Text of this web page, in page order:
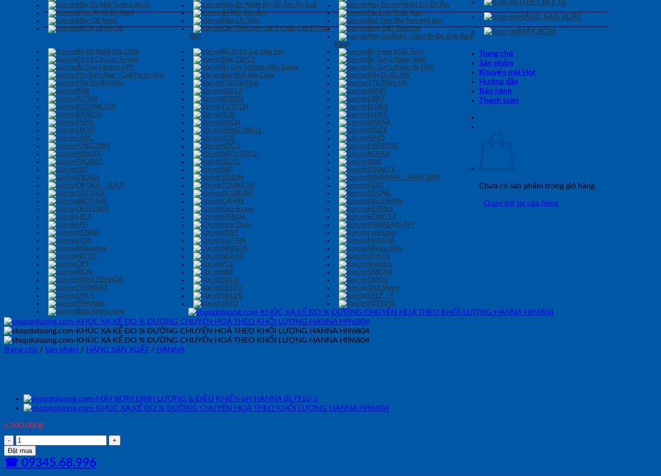
Máy Đo Môi Trường Nước
Máy Đo Nhiệt Độ-Độ Ẩm-Áp Suất
Máy Đo pH-Nhiệt Độ-Độ Ẩm
Khúc Xạ Kế Đo Ngọt
Bể Rửa Siêu Âm
Các Loại Tủ An Toàn
Máy Cất Nước
Máy Lắc Trộn
Ren Taro-Bàn Ren-Mũi Ren
Bộ Cờ Lê Mỏ Lết
Cảo Thuỷ Lực-Cảo 2 Chấu-Cảo 3 Chấu-
Vam
Bơm Dầu Thuỷ Lực
Máy Gia Nhiệt ( Vòng Bi-Bạc Đạn-Bánh
Răng)
Bộ Đồ Nghề Sửa Chữa
Bộ Tô Vít Lục Giác Sao
Bộ Tròng Khẩu Tuýp
Cờ Lê Cân Lực Torque
Máy Cắt Cỏ
Ắc Quy Lithium Solar
Ắc Quy Lithium UPS
Ắc Quy Lithium Viễn Thông
Ắc Quy Lithium Xe Điện
Phụ Kiện Nạp – Cell Pin Ắc Quy
Báo Khói Báo Cháy
Máy Đo Đa Khí
Máy Đo Khí Đơn
THIẾT BỊ Y TẾ
Y Tế Gia Đình Y Tế Thẩm Mỹ
HÃNG SẢN XUẤT
ABB ADELA
ASAKI
ATTEN
BOSCH
EBRO
ELCOMETER
ELITECH
ELORA
EXTECH
FLIR
FLUKE
FUJIE
HACH
HANNA
HIOKI
HONEYWELL
INSIZE
JASIC
KDE
KIMO
KINGTONY
KOCU
KYORITSU
MAKITA
MITUTOYO
NOVAX
PROSKIT
SELEC
SEW
SKC
SKF
STANLEY
VICADI
VISION
HIRAYAMA – NHẬT BẢN
OPTIKA – ITALY
TOHNICHI
YATO
YOTSUGI
ACEBEAM
AS ONE
BROTHER
CAMRY
DALUSHAN
DEFELSKO
Geo-Fennel
HERMLE
HILA
HONDA
HỒNG KÝ
HTI
Jack Olsen
KAWASAKI-KPT
KENBO
KORT
LaserLiner
LIOA
LUTIAN
MASADA
Milwaukee
NAKATA
Niigata Seiki
NITTO
NOVAX
OHAUS
OPT
PCE
Regeltex
RION
RSK
SANTAK
SMARTSENSOR
SOLO
TASCO
TENMART
TESTO
Total Meter
UNI-T
VALUE
VELP – Ý
YAMAWA
YATO YOTSUGI
MÁY BƠM
Bơm Định Lượng
Trang chủ
Sản phẩm
Khuyến mãi Hot
Hướng dẫn
Bảo hành
Thanh toán
Chưa có sản phẩm trong giỏ hàng.
Quay trở lại cửa hàng
Trang chủ / Sản phẩm / HÃNG SẢN XUẤT / HANNA
6,100,000₫
KHÚC
XẠ
KẾ
ĐO
Đặt mua
☎ 09345.68.996